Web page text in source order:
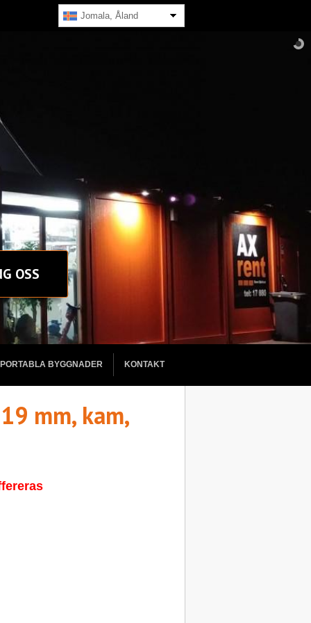
Jomala, Åland
OSS
PORTABLA BYGGNADER KONTAKT
mm, kam,